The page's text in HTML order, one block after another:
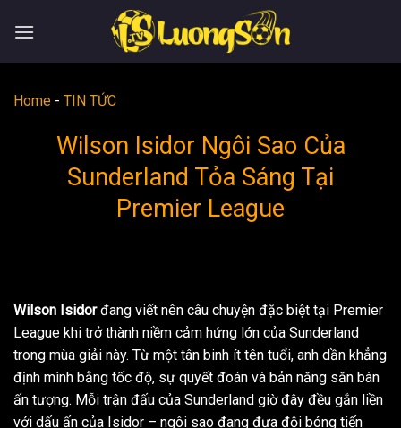
Home - TIN TỨC
Wilson Isidor Ngôi Sao Của
Sunderland Tỏa Sáng Tại
Premier League
Wilson Isidorđang viết nên câu chuyện đặc biệt tại Premier
League khi trở thành niềm cảm hứng lớn của Sunderland
trong mùa giải này. Từ một tân binh ít tên tuổi, anh dần khẳng
định mình bằng tốc độ, sự quyết đoán và bản năng săn bàn
ấn tượng. Mỗi trận đấu của Sunderland giờ đây đều gắn liền
với dấu ấn của Isidor – ngôi sao đang đưa đội bóng tiến